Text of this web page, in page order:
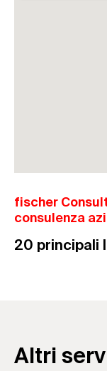
fischer
consulenza
20 principali
Altri